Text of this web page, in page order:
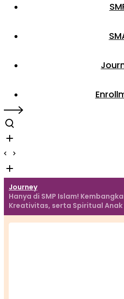
Journey
Hanya di SMP Islam!
Kreativitas, serta Spiritual Anak